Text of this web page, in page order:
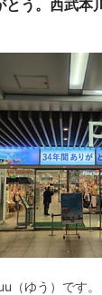
う。西武本
（ゆう）です